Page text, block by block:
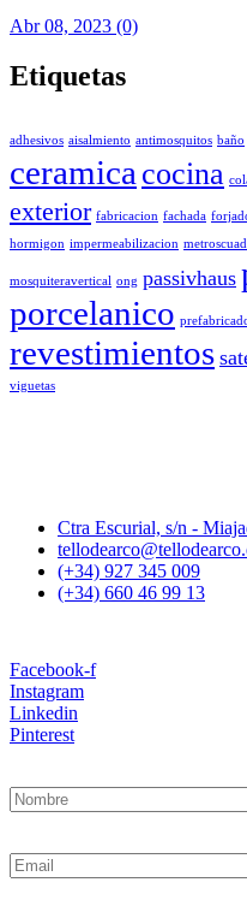
Abr 08, 2023 (0)
Etiquetas
adhesivos aisalmiento antimosquitos baño
ceramica cocina
exterior fabricacion fachada
hormigon impermeabilizacion
mosquiteravertical ong passivhaus
porcelanico
revestimientos
viguetas
Ctra Escurial, s/n -
(+34) 927 345 009
(+34) 660 46 99 13
Facebook-f
Instagram
Linkedin
Pinterest